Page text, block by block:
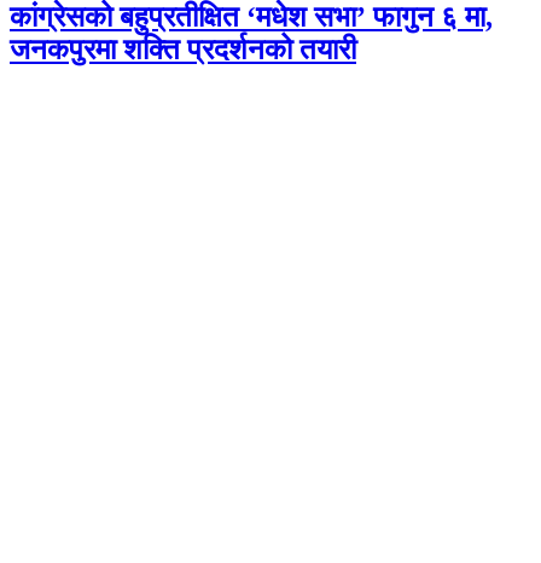
कांग्रेसको बहुप्रतीक्षित ‘मधेश सभा’ फागुन ६ मा,
जनकपुरमा शक्ति प्रदर्शनको तयारी